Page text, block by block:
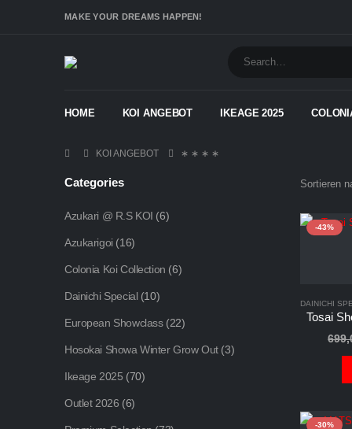
MAKE YOUR DREAMS HAPPEN!
HOME KOI ANGEBOT IKEAGE 2025
KOI ANGEBOT ∗ ∗ ∗ ∗
Sortieren
-43%
DAINICHI
-30%
Categories
Azukari @ R.S KOI (6)
Azukarigoi (16)
Colonia Koi Collection (6)
Dainichi Special (10)
European Showclass (22)
Hosokai Showa Winter Grow Out (3)
Ikeage 2025 (70)
Outlet 2026 (6)